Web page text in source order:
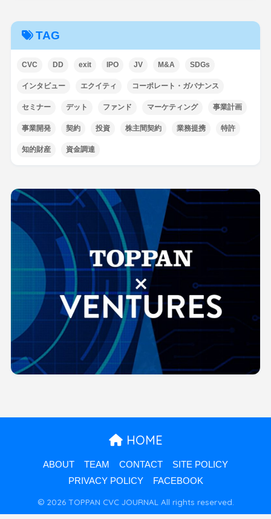
TAG
CVC DD exit IPO JV M&A SDGs
インタビュー エクイティ コーポレート・ガバナンス
セミナー デット ファンド マーケティング 事業計画
事業開発 契約 投資 株主間契約 業務提携 特許
知的財産 資金調達
HOME
ABOUT TEAM CONTACT
SITE POLICY
PRIVACY POLICY
FACEBOOK
© 2026 TOPPAN CVC JOURNAL All rights reserved.